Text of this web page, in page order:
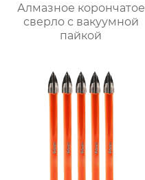
Алмазное корончатое
сверло с вакуумной
пайкой